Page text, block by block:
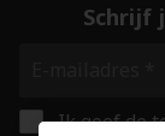
Schrijf
Ik geef de